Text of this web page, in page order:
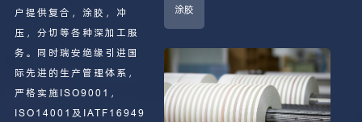
户提供复合，涂胶，冲
压，分切等各种深加工服
务。同时瑞安绝缘引进国
际先进的生产管理体系，
严格实施ISO9001，
ISO14001及IATF16949
涂胶